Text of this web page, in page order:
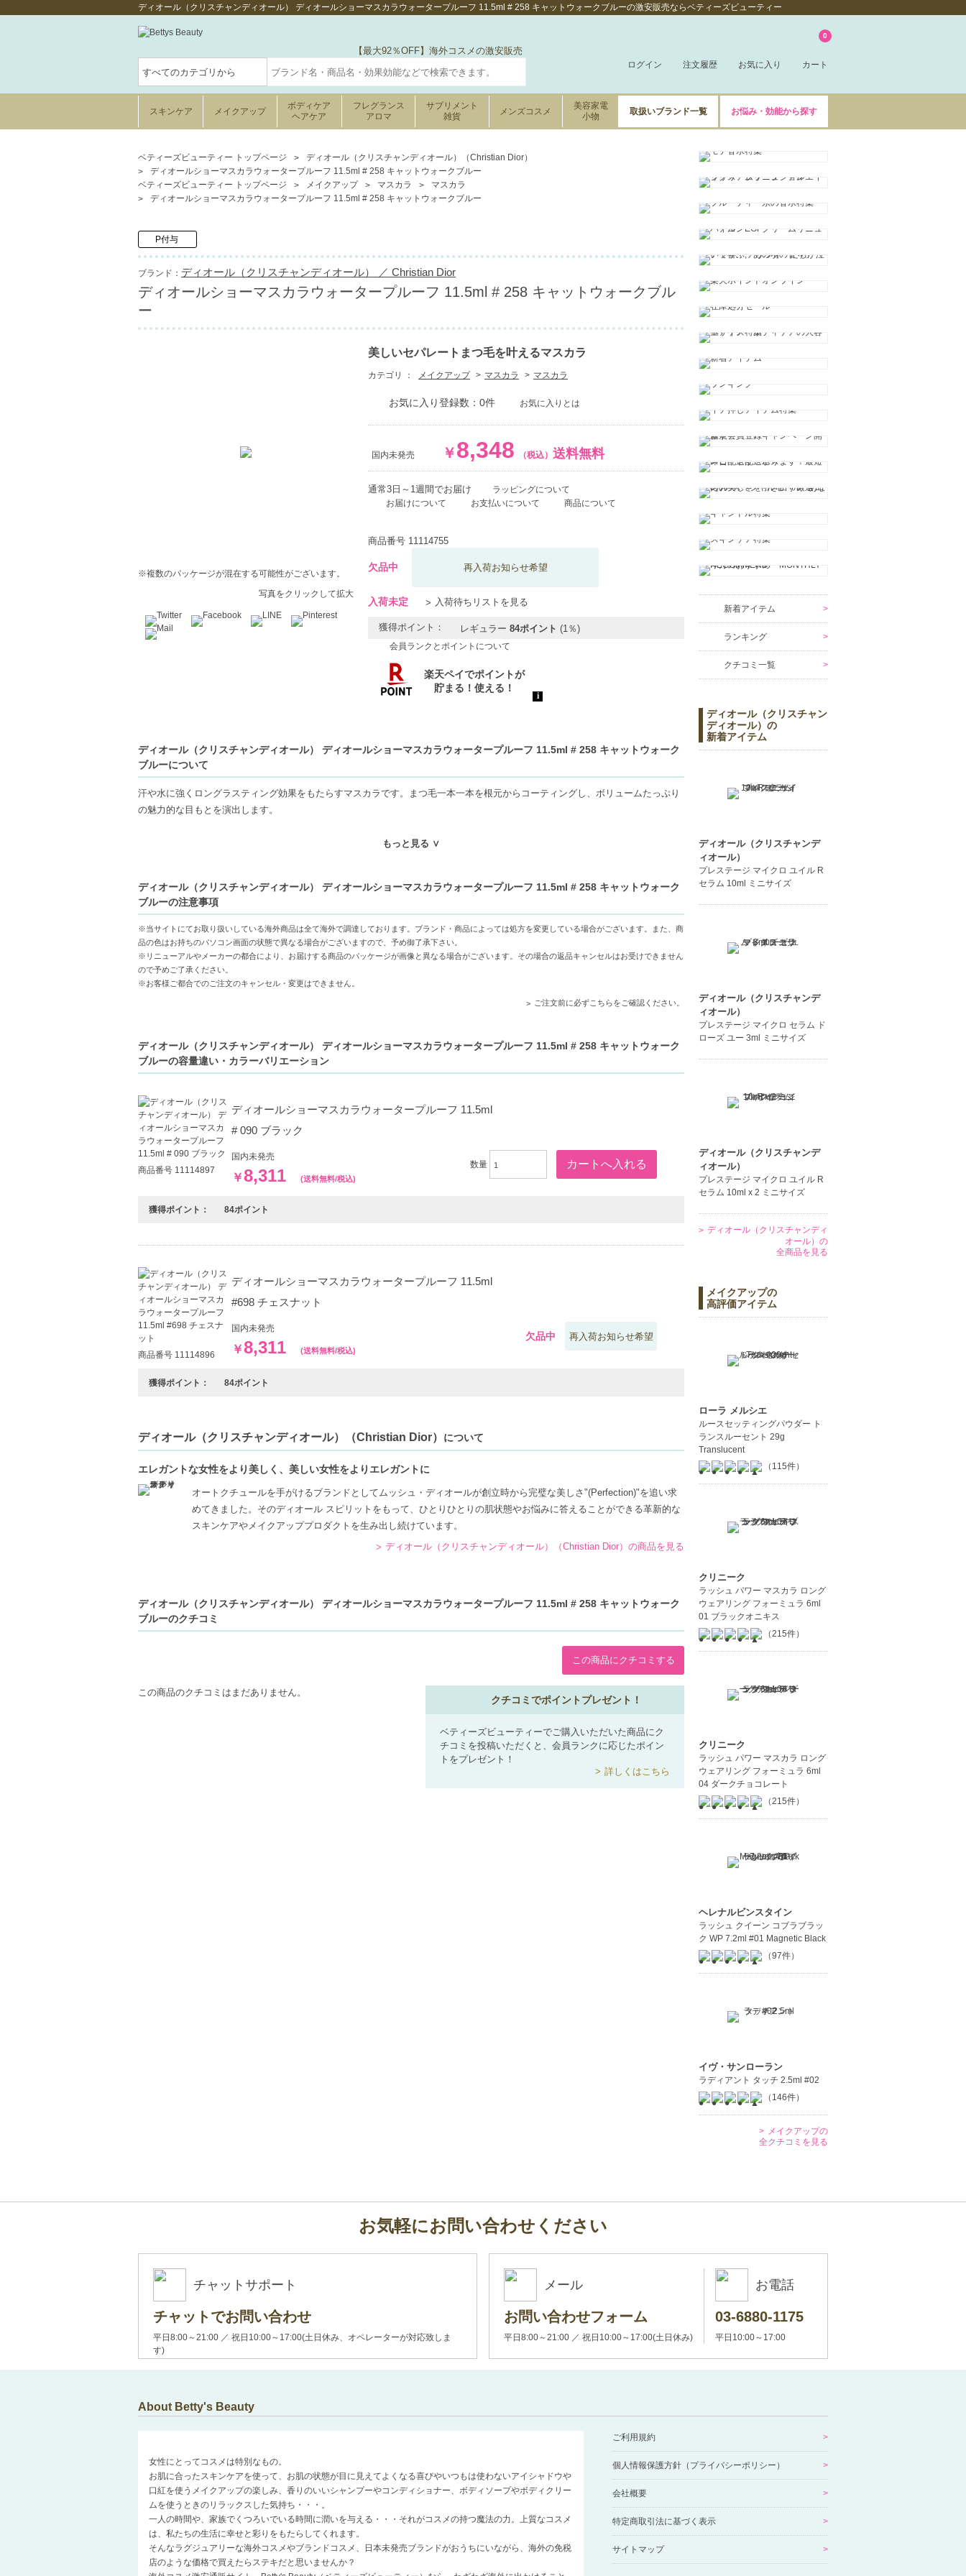
ディオール（クリスチャンディオール） ディオールショーマスカラウォータープルーフ 11.5ml # 258 キャットウォークブルーの激安販売ならベティーズビューティー
【最大92％OFF】海外コスメの激安販売
ログイン 注文履歴 お気に入り カート
0
スキンケア メイクアップ
ボディケア
ヘアケア
フレグランス
アロマ
サプリメント
雑貨
メンズコスメ
美容家電
小物
取扱いブランド一覧 お悩み・効能から探す
ベティーズビューティー トップページ
ディオール（クリスチャンディオール）（Christian Dior）
ディオールショーマスカラウォータープルーフ 11.5ml # 258 キャットウォークブルー
ベティーズビューティー トップページ
メイクアップ マスカラ
マスカラ
ディオールショーマスカラウォータープルーフ 11.5ml # 258 キャットウォークブルー
P付与
ブランド： ディオール（クリスチャンディオール） ／ Christian Dior
ディオールショーマスカラウォータープルーフ 11.5ml # 258 キャットウォークブル
ー
※複数のパッケージが混在する可能性がございます。
写真をクリックして拡大
美しいセパレートまつ毛を叶えるマスカラ
カテゴリ ： メイクアップ マスカラ マスカラ
お気に入り登録数：0件 お気に入りとは
国内未発売 ￥8,348 （税込） 送料無料
通常3日～1週間でお届け
ラッピングについて
お届けについて
お支払いについて 商品について
商品番号 11114755
欠品中 再入荷お知らせ希望
入荷未定 入荷待ちリストを見る
獲得ポイント： レギュラー 84ポイント (1％)
会員ランクとポイントについて
ディオール（クリスチャンディオール） ディオールショーマスカラウォータープルーフ 11.5ml # 258 キャットウォーク
ブルーについて
汗や水に強くロングラスティング効果をもたらすマスカラです。まつ毛一本一本を根元からコーティングし、ボリュームたっぷり
の魅力的な目もとを演出します。
◇こちらの商品は、ヤマト運輸、佐川急便もしくは日本郵便で発送をさせて頂きます。配送便のご指定はできません。
◇お届け日・お時間帯指定は承っておりません。
◇配送伝票の依頼主名、納品書に弊社以外の物流センター社名が記載されることがあります。
◇上記注意書き記載がある商品の合計金額が16666円以上の場合、別途手数料が発生する場合があります。予めご了承ください。
◇1件のご注文でも倉庫が異なる場合や配送用箱の関係で荷物を分割して配送する場合がございます。予めご了承ください。また、
明細書は分割してそれぞれの荷物に同梱されますが手数料等の変更はございませんのでご安心ください。
◇この商品はラッピングができません。
ウォータープルーフ-汗や水に強く、崩れにくい仕上がり。
ロングラスティング効果-一日中、美しいまつ毛をキープ。
セパレート仕上げ-ダマにならず、一本一本のまつ毛を際立たせる。
【こんな方へおすすめ】
長時間メイクを持続させたい方。
運動や湿気の多い環境でも美しいまつ毛を保ちたい方。
【JAN/UPC:3348900669703 】
もっと見る ∨
ディオール（クリスチャンディオール） ディオールショーマスカラウォータープルーフ 11.5ml # 258 キャットウォーク
ブルーの注意事項
※当サイトにてお取り扱いしている海外商品は全て海外で調達しております。ブランド・商品によっては処方を変更している場合がございます。また、商
品の色はお持ちのパソコン画面の状態で異なる場合がございますので、予め御了承下さい。
※リニューアルやメーカーの都合により、お届けする商品のパッケージが画像と異なる場合がございます。その場合の返品キャンセルはお受けできません
ので予めご了承ください。
※お客様ご都合でのご注文のキャンセル・変更はできません。
ご注文前に必ずこちらをご確認ください。
ディオール（クリスチャンディオール） ディオールショーマスカラウォータープルーフ 11.5ml # 258 キャットウォーク
ブルーの容量違い・カラーバリエーション
商品番号 11114897
ディオールショーマスカラウォータープルーフ 11.5ml
# 090 ブラック
国内未発売
￥8,311 (送料無料/税込)
数量
獲得ポイント： 84ポイント
商品番号 11114896
ディオールショーマスカラウォータープルーフ 11.5ml
#698 チェスナット
国内未発売
￥8,311 (送料無料/税込)
欠品中 再入荷お知らせ希望
獲得ポイント： 84ポイント
ディオール（クリスチャンディオール）（Christian Dior） について
エレガントな女性をより美しく、美しい女性をよりエレガントに
オートクチュールを手がけるブランドとしてムッシュ・ディオールが創立時から完璧な美しさ"(Perfection)"を追い求
めてきました。そのディオール スピリットをもって、ひとりひとりの肌状態やお悩みに答えることができる革新的な
スキンケアやメイクアッププロダクトを生み出し続けています。
ディオール（クリスチャンディオール）（Christian Dior）の商品を見る
ディオール（クリスチャンディオール） ディオールショーマスカラウォータープルーフ 11.5ml # 258 キャットウォーク
ブルーのクチコミ
この商品にクチコミする
この商品のクチコミはまだありません。
クチコミでポイントプレゼント！
ベティーズビューティーでご購入いただいた商品にク
チコミを投稿いただくと、会員ランクに応じたポイン
トをプレゼント！
詳しくはこちら
新着アイテム
ランキング
クチコミ一覧
ディオール（クリスチャン
ディオール）の
新着アイテム
ディオール（クリスチャンデ
ィオール）
プレステージ マイクロ ユイル R
セラム 10ml ミニサイズ
ディオール（クリスチャンデ
ィオール）
プレステージ マイクロ セラム ド
ローズ ユー 3ml ミニサイズ
ディオール（クリスチャンデ
ィオール）
プレステージ マイクロ ユイル R
セラム 10ml x 2 ミニサイズ
ディオール（クリスチャンディ
オール）の
全商品を見る
メイクアップの
高評価アイテム
ローラ メルシエ
ルースセッティングパウダー ト
ランスルーセント 29g
Translucent
（115件）
クリニーク
ラッシュ パワー マスカラ ロング
ウェアリング フォーミュラ 6ml
01 ブラックオニキス
（215件）
クリニーク
ラッシュ パワー マスカラ ロング
ウェアリング フォーミュラ 6ml
04 ダークチョコレート
（215件）
ヘレナルビンスタイン
ラッシュ クイーン コブラブラッ
ク WP 7.2ml #01 Magnetic Black
（97件）
イヴ・サンローラン
ラディアント タッチ 2.5ml #02
（146件）
メイクアップの
全クチコミを見る
お気軽にお問い合わせください
チャットサポート
チャットでお問い合わせ
平日8:00～21:00 ／ 祝日10:00～17:00(土日休み、オペレーターが対応致しま
す)
メール
お問い合わせフォーム
平日8:00～21:00 ／ 祝日10:00～17:00(土日休み)
お電話
03-6880-1175
平日10:00～17:00
About Betty's Beauty
女性にとってコスメは特別なもの。
お肌に合ったスキンケアを使って、お肌の状態が目に見えてよくなる喜びやいつもは使わないアイシャドウや
口紅を使うメイクアップの楽しみ、香りのいいシャンプーやコンディショナー、ボディソープやボディクリー
ムを使うときのリラックスした気持ち・・・。
一人の時間や、家族でくつろいでいる時間に潤いを与える・・・それがコスメの持つ魔法の力。上質なコスメ
は、私たちの生活に幸せと彩りをもたらしてくれます。
そんなラグジュアリーな海外コスメやブランドコスメ、日本未発売ブランドがおうちにいながら、海外の免税
店のような価格で買えたらステキだと思いませんか？
ご利用規約
個人情報保護方針（プライバシーポリシー）
会社概要
特定商取引法に基づく表示
サイトマップ